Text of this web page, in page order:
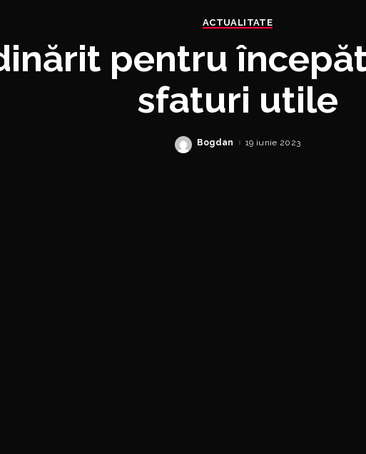
ACTUALITATE
pentru
sfaturi utile
Posted
Bogdan 19 iunie 2023